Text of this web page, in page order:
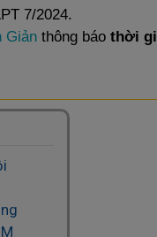
7/2024.
Giảnthông báo thời